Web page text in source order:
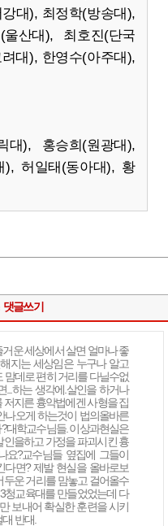
대), 최정학(방송대),
산대), 최호진(단국
대), 한영수(아주대),
대), 홍승희(원광대),
), 허일태(동아대), 황
댓글쓰기
운 세상에서 살면 얼마나 좋
지는 세상임은 누구나 알고
맘데로 편히 거리를 다닐수없
...하는 생각에.살인을 하거나
지른 흉악법에겐 사형을 집
나오게 하는것이 법의올바른
대학교수님들. 이상과현실은
을하고 가정을 파괴시킨 흉
요?교수님들 옆집에 그들이
다면? 제발 현실을 올바로보
운 거리를 맘놓고 걸어올수
청교육대를 만들었었는데 다
보내어 확실한 훈련을 시키
반대.